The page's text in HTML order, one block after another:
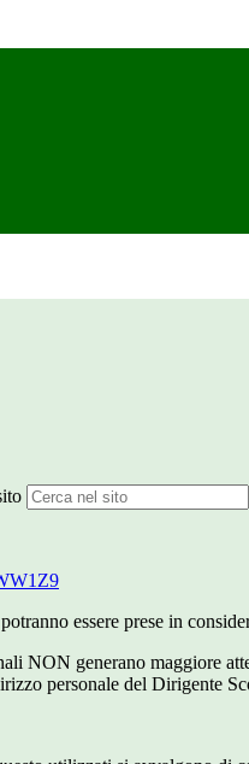
essere prese in
NON generano maggiore
personale del Dirigente